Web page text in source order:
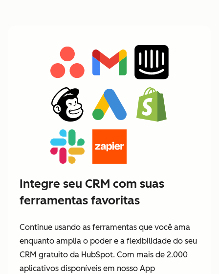
Integre seu CRM com suas
ferramentas favoritas
Continue usando as ferramentas que você ama
enquanto amplia o poder e a flexibilidade do seu
CRM gratuito da HubSpot. Com mais de 2.000
aplicativos disponíveis em nosso App